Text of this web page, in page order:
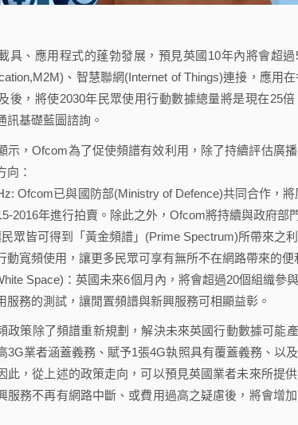
、應用程式的蓬勃發展，預見英國10年內將會超過
、智慧聯網(Internet of Things)連接，應用
後，將使2030年民眾使用行動數據總量將是現在25
訊基礎藍圖諮詢。
，Ofcom為了促使頻譜有效利用，除了持續評估廣
向：
Ofcom已與國防部(Ministry of Defence)共同合作，
2016年進行拍賣。除此之外，Ofcom將持續與政府部
眾皆可得到「黃金頻譜」(Prime Spectrum)所帶來之
動寬頻使用，讓更多民眾可享有無所不在網路帶來的便
Space)：英國未來6個月內，將會超過20個組織參
服務的測試，讓閒置頻譜與新興服務可相顯益彰。
策除了頻譜重新規劃，解決未來英國行動數據可能
3G業者涵蓋義務、賦予1張4G執照具有覆蓋義務、以
此，從上述的政策走向，可以預見英國業者未來所提
服務不再有網路中斷、或費用過高之疑慮後，將會增